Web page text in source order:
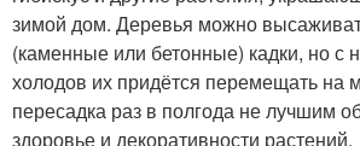
зимой дом. Деревья можно
(каменные или бетонные) кадки, но с
холодов их придётся перемещать на
пересадка раз в полгода не лучшим
здоровье и декоративности растений.